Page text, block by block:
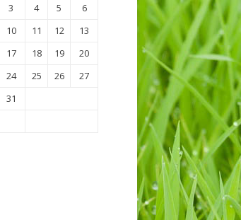
3 4 5
6
10 11 12
13
17 18 19
20
24 25 26
27
31